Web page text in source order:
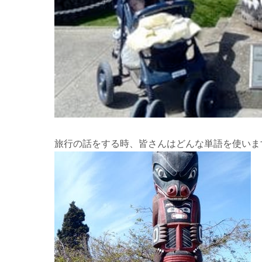
旅行の話をする時、皆さんはどんな単語を使い